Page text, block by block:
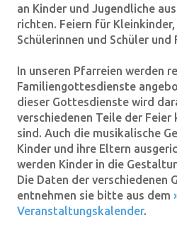
an Kinder und Jugendliche
richten. Feiern für
Schülerinnen und Schüler
In unseren Pfarreien werden
Familiengottesdienste
dieser Gottesdienste wird
verschiedenen Teile der
sind. Auch die musikalische
Kinder und ihre Eltern
werden Kinder in die
Die Daten der verschiedenen
entnehmen sie bitte aus dem
Veranstaltungskalender.